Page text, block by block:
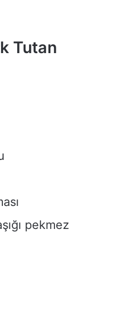
Tutan
pekmez